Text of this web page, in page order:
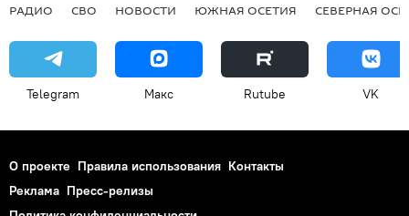
РАДИО СВО НОВОСТИ ЮЖНАЯ ОСЕТИЯ СЕВЕРНАЯ
Telegram Макс Rutube VK
О проекте Правила использования Контакты
Реклама Пресс-релизы